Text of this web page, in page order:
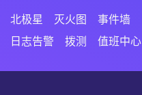
北极星 灭火图 事件墙
日志告警 拨测 值班中心